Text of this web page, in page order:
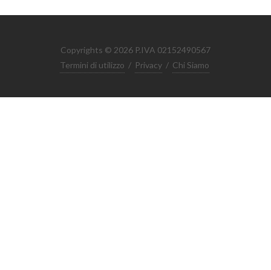
Copyrights © 2026 P.IVA 02152490567
Termini di utilizzo / Privacy / Chi Siamo